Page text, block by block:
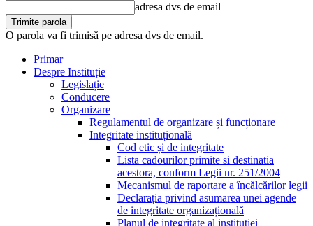
adresa dvs de email
O parola va fi trimisă pe adresa dvs de email.
Primar
Despre Instituție
Legislație
Conducere
Organizare
Regulamentul de organizare și funcționare
Integritate instituțională
Cod etic și de integritate
Lista cadourilor primite si destinatia
acestora, conform Legii nr. 251/2004
Mecanismul de raportare a încălcărilor legii
Declarația privind asumarea unei agende
de integritate organizațională
Planul de integritate al instituției